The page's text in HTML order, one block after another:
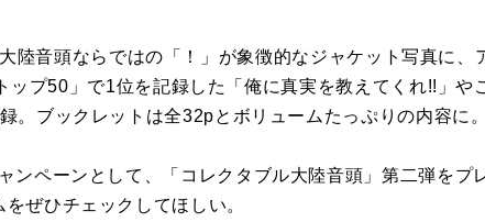
陸音頭ならではの「！」が象徴的なジャケット写真に、
プ50」で1位を記録した「俺に真実を教えてくれ!!」や
。ブックレットは全32pとボリュームたっぷりの内容に。
ンペーンとして、「コレクタブル大陸音頭」第二弾をプ
ぜひチェックしてほしい。